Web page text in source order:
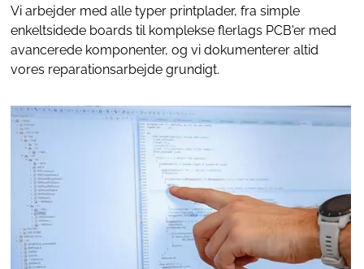
Vi arbejder med alle typer printplader, fra simple
enkeltsidede boards til komplekse flerlags PCB'er med
avancerede komponenter, og vi dokumenterer altid
vores reparationsarbejde grundigt.